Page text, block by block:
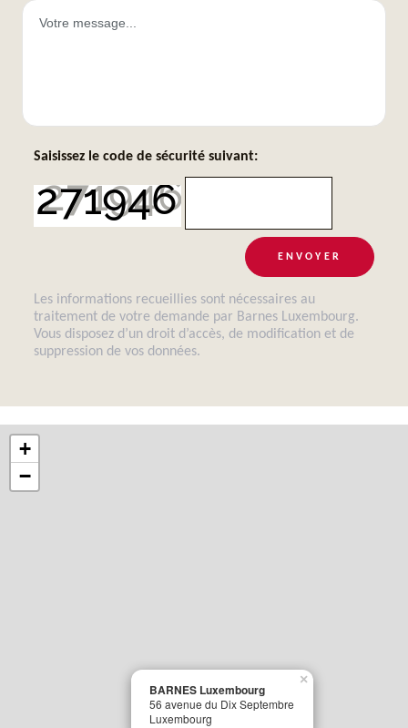
Saisissez le code de sécurité suivant:
ENVOYER
Les informations recueillies sont nécessaires au
traitement de votre demande par Barnes Luxembourg.
Vous disposez d’un droit d’accès, de modification et de
suppression de vos données.
BARNES Luxembourg
56 avenue du Dix Septembre
Luxembourg
×
+
−